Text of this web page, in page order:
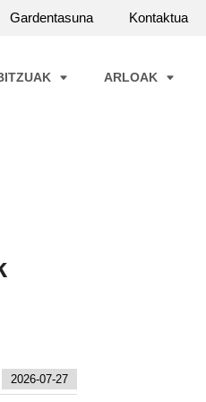
Gardentasuna Kontaktua
ARLOAK
2026-07-27